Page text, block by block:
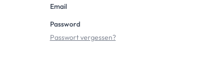
Email
Password
Passwort vergessen?